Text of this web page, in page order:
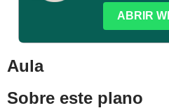
ABRIR
Aula
Sobre este plano